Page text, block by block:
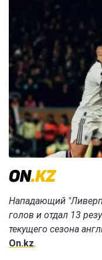
Нападающий
голов и отдал 13
текущего сезона
On.kz.